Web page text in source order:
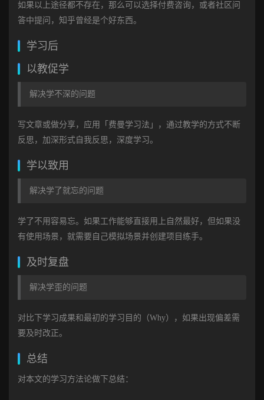
如果以上途径都不存在，那么可以选择付费咨询，或者社区问
答中提问，知乎曾经是个好东西。
学习后
以教促学
解决学不深的问题
写文章或做分享，应用「费曼学习法」，通过教学的方式不断
反思，加深形式自我反思，深度学习。
学以致用
解决学了就忘的问题
学了不用容易忘。如果工作能够直接用上自然最好，但如果没
有使用场景，就需要自己模拟场景并创建项目练手。
及时复盘
解决学歪的问题
对比下学习成果和最初的学习目的（Why），如果出现偏差需
要及时改正。
总结
对本文的学习方法论做下总结：